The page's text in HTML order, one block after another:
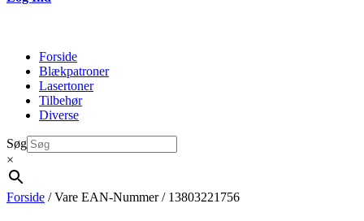
Forside
Blækpatroner
Lasertoner
Tilbehør
Diverse
Søg
×
Forside / Vare EAN-Nummer / 13803221756